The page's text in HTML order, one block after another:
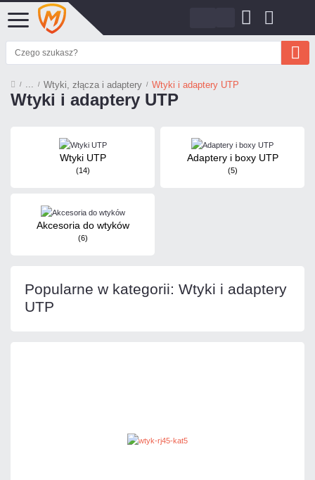
Wtyki, złącza i adaptery Wtyki i adaptery UTP
Wtyki i adaptery UTP
Wtyki UTP
(14)
Adaptery i boxy UTP
(5)
Akcesoria do wtyków
(6)
Popularne w kategorii: Wtyki i adaptery
UTP